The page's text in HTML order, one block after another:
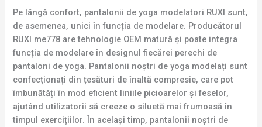
Pe lângă confort, pantalonii de yoga modelatori RUXI sunt,
de asemenea, unici în funcția de modelare. Producătorul
RUXI me778 are tehnologie OEM matură și poate integra
funcția de modelare în designul fiecărei perechi de
pantaloni de yoga. Pantalonii noștri de yoga modelați sunt
confecționați din țesături de înaltă compresie, care pot
îmbunătăți în mod eficient liniile picioarelor și feselor,
ajutând utilizatorii să creeze o siluetă mai frumoasă în
timpul exercițiilor. În același timp, pantalonii noștri de